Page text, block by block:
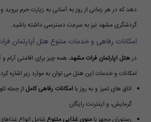
دهد که در هر زمانی از روز به آسانی به زیارت حرم بروید
گردشگری مشهد نیز به سرعت دسترسی داشته باشید.
امکانات رفاهی و خدمات متنوع هتل آپارتمان
درهتل آپارتمان فرات مشهد، همه چیز برای اقامتی آرام
امکانات و خدمات این هتل می توان به موارد زیر اشاره کرد:
اتاق های تمیز و به روز باامکانات رفاهی کاملاز جمله
گرمایش، و اینترنت رایگان
رستوران مجهز با منوی غذایی متنوع شامل انواع